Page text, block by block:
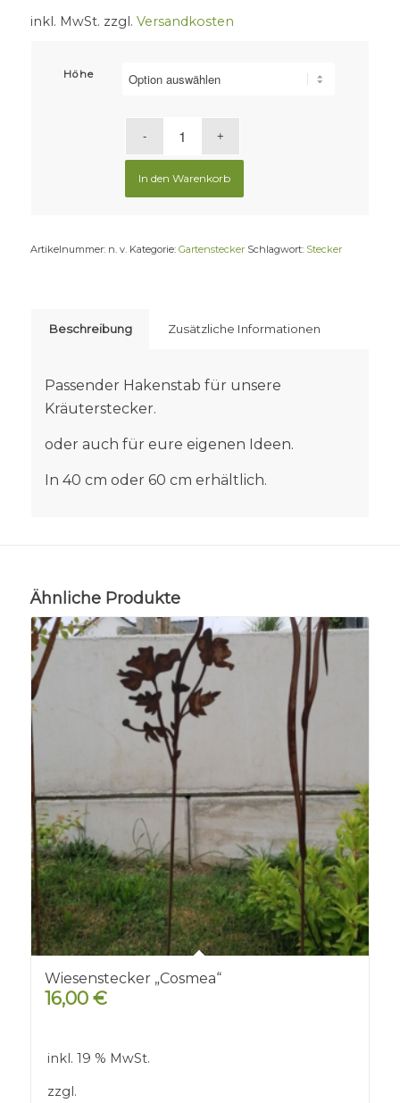
inkl. MwSt. zzgl. Versandkosten
Höhe
In den Warenkorb
Artikelnummer: n. v. Kategorie: Gartenstecker Schlagwort: Stecker
Beschreibung Zusätzliche Informationen
Passender Hakenstab für unsere
Kräuterstecker.
oder auch für eure eigenen Ideen.
In 40 cm oder 60 cm erhältlich.
Ähnliche Produkte
Wiesenstecker „Cosmea“
16,00 €
inkl. 19 % MwSt.
zzgl.